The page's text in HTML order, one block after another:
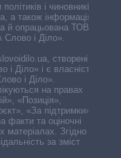
і чиновників,
а також інформація про
й опрацьована ТОВ «ІА
і Діло».
створені ГО
Діло» і є власністю
і Діло».
на правах
«Позиція»,
«За підтримки».
факти та оціночні
Згідно з
за зміст